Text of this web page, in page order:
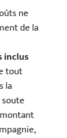
ne
de la
inclus
tout
la